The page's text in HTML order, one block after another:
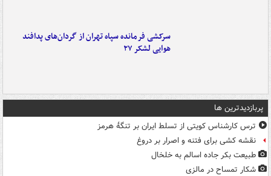
سرکشی فرمانده سپاه تهران از گردان‌های پدافند
هوایی لشکر ۲۷
پربازدیدترین ها
ترس کارشناس کویتی از تسلط ایران بر تنگۀ هرمز
نقشه کشی برای فتنه و اصرار بر دروغ
طبیعت بکر جاده اسالم به خلخال
شکار تمساح در مالزی